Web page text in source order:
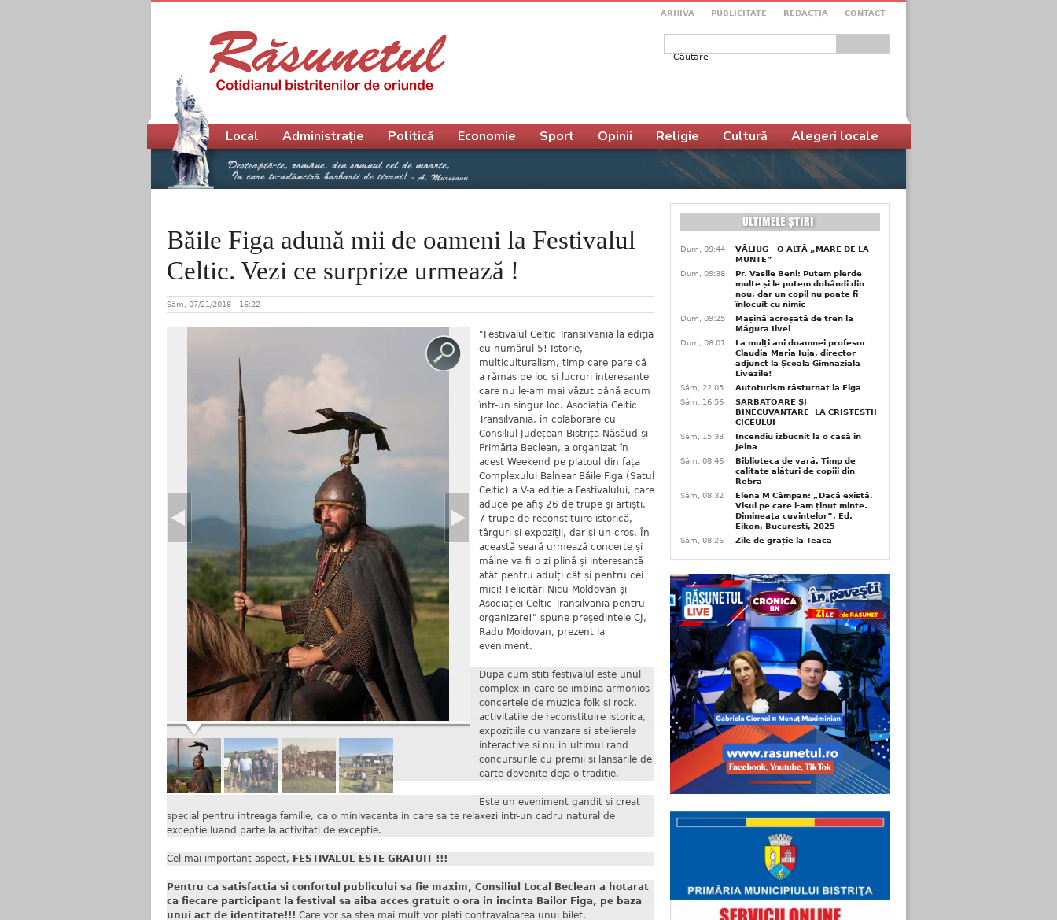
ARHIVA PUBLICITATE REDACŢIA CONTACT
Formular de căutare
Băile Figa adună mii de oameni la Festivalul
Celtic. Vezi ce surprize urmează !
Sâm, 07/21/2018 - 16:22
"Festivalul Celtic Transilvania la ediția
cu numărul 5! Istorie,
multiculturalism, timp care pare că
a rămas pe loc și lucruri interesante
care nu le-am mai văzut până acum
într-un singur loc. Asociația Celtic
Transilvania, în colaborare cu
Consiliul Județean Bistrița-Năsăud și
Primăria Beclean, a organizat în
acest Weekend pe platoul din fața
Complexului Balnear Băile Figa (Satul
Celtic) a V-a ediție a Festivalului, care
aduce pe afiș 26 de trupe și artiști,
7 trupe de reconstituire istorică,
târguri și expoziții, dar și un cros. În
această seară urmează concerte și
mâine va fi o zi plină și interesantă
atât pentru adulți cât și pentru cei
mici! Felicitări Nicu Moldovan și
Asociației Celtic Transilvania pentru
organizare!" spune preşedintele CJ,
Radu Moldovan, prezent la
eveniment.
Dupa cum stiti festivalul este unul
complex in care se imbina armonios
concertele de muzica folk si rock,
activitatile de reconstituire istorica,
expozitiile cu vanzare si atelierele
interactive si nu in ultimul rand
concursurile cu premii si lansarile de
carte devenite deja o traditie.
Este un eveniment gandit si creat
special pentru intreaga familie, ca o minivacanta in care sa te relaxezi intr-un cadru natural de
exceptie luand parte la activitati de exceptie.
Cel mai important aspect, FESTIVALUL ESTE GRATUIT !!!
Pentru ca satisfactia si confortul publicului sa fie maxim, Consiliul Local Beclean a hotarat
ca fiecare participant la festival sa aiba acces gratuit o ora in incinta Bailor Figa, pe baza
unui act de identitate!!! Care vor sa stea mai mult vor plati contravaloarea unui bilet.
Meniu principal
Local Administrație Politică Economie Sport Opinii Religie Cultură Alegeri locale
Dum, 09:44
VĂLIUG – O ALTĂ „MARE DE LA
MUNTE”
Dum, 09:38
Pr. Vasile Beni: Putem pierde
multe și le putem dobândi din
nou, dar un copil nu poate fi
înlocuit cu nimic
Dum, 09:25
Mașină acroșată de tren la
Măgura Ilvei
Dum, 08:01
La mulți ani doamnei profesor
Claudia-Maria Iuja, director
adjunct la Școala Gimnazială
Livezile!
Sâm, 22:05
Autoturism răsturnat la Figa
Sâm, 16:56
SĂRBĂTOARE ȘI
BINECUVÂNTARE- LA CRISTEȘTII-
CICEULUI
Sâm, 15:38
Incendiu izbucnit la o casă în
Jelna
Sâm, 08:46
Biblioteca de vară. Timp de
calitate alături de copiii din
Rebra
Sâm, 08:32
Elena M Câmpan: „Dacă există.
Visul pe care l-am ținut minte.
Dimineața cuvintelor”, Ed.
Eikon, București, 2025
Sâm, 08:26
Zile de grație la Teaca